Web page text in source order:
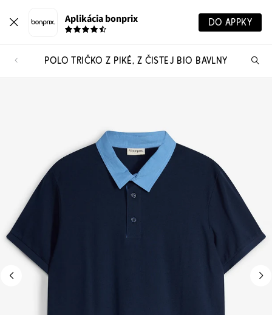
Aplikácia bonprix DO APPKY
POLO TRIČKO Z PIKÉ, Z ČISTEJ BIO BAVLNY